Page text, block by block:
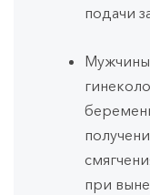
подачи
Мужчины
при